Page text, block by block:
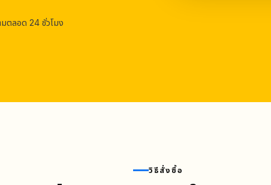
ตลอด 24 ชั่วโมง
วิธีสั่งซื้อ